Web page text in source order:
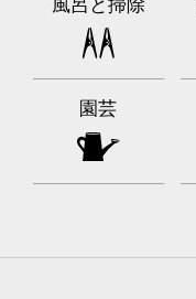
風呂と掃除
園芸